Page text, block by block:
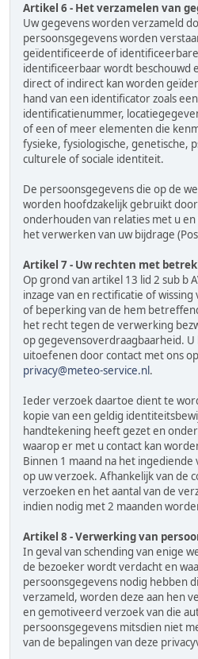
Artikel 6 - Het verzamelen van
Uw gegevens worden verzameld
persoonsgegevens worden
geïdentificeerde of
identificeerbaar wordt beschouwd
direct of indirect kan worden
hand van een identificator zoals
identificatienummer,
of een of meer elementen die
fysieke, fysiologische, genetische,
culturele of sociale identiteit.
De persoonsgegevens die op de
worden hoofdzakelijk gebruikt
onderhouden van relaties met u
het verwerken van uw bijdrage
Artikel 7 - Uw rechten met
Op grond van artikel 13 lid 2 sub b
inzage van en rectificatie of
of beperking van de hem
het recht tegen de verwerking
op gegevensoverdraagbaarheid.
uitoefenen door contact met ons
privacy@meteo-service.nl .
Ieder verzoek daartoe dient te
kopie van een geldig
handtekening heeft gezet en
waarop er met u contact kan
Binnen 1 maand na het
op uw verzoek. Afhankelijk van de
verzoeken en het aantal van de
indien nodig met 2 maanden
Artikel 8 - Verwerking van
In geval van schending van enige
de bezoeker wordt verdacht en
persoonsgegevens nodig hebben
verzameld, worden deze aan hen
en gemotiveerd verzoek van die
persoonsgegevens mitsdien niet
van de bepalingen van deze